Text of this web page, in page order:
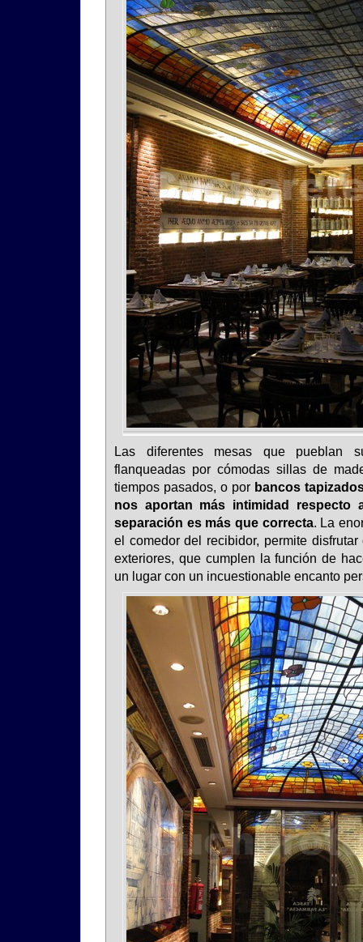
Las diferentes mesas que pueblan
flanqueadas por cómodas sillas de
tiempos pasados, o por bancos
nos aportan más intimidad respecto
separación es más que correcta. La
el comedor del recibidor, permite
exteriores, que cumplen la función de
un lugar con un incuestionable encanto